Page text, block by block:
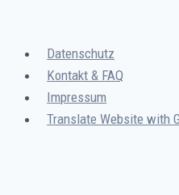
Datenschutz
Kontakt & FAQ
Impressum
Translate Website with